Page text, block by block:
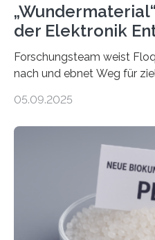
der Elektronik
Forschungsteam weist
nach und ebnet Weg für
– nur eine Atomlage dick,
Sensoren, leistungsstarken
Solarzellen. Eine neue
noch auf ein neues Level:
Forschende an der
mit Kollegen aus
05.09.2025